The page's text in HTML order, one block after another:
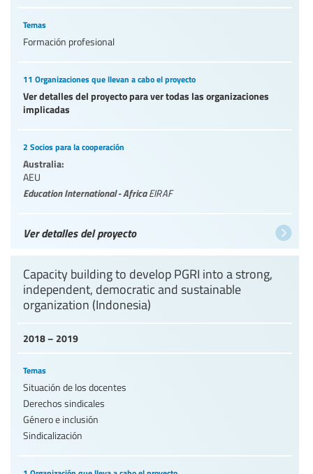
Temas
Formación profesional
11 Organizaciones que llevan a cabo el proyecto
Ver detalles del proyecto para ver todas las organizaciones
implicadas
2 Socios para la cooperación
Australia:
AEU
Education International - AfricaEIRAF
Ver detalles del proyecto
2018 – 2019
Capacity building to develop PGRI into a strong,
independent, democratic and sustainable
organization (Indonesia)
Temas
Situación de los docentes
Derechos sindicales
Género e inclusión
Sindicalización